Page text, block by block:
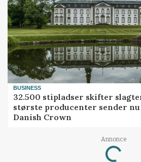
BUSINESS
32.500 stipladser skifter
største producenter sender
Danish Crown
Annonce
Loading...